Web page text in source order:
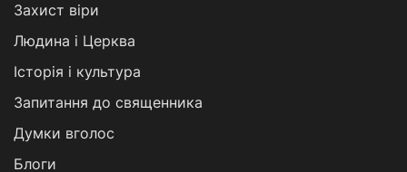
Захист віри
Людина і Церква
Історія і культура
Запитання до священника
Думки вголос
Блоги